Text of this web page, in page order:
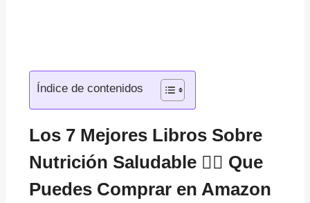
Índice de contenidos
Los 7 Mejores Libros Sobre
Nutrición Saludable 👇🏻 Que
Puedes Comprar en Amazon